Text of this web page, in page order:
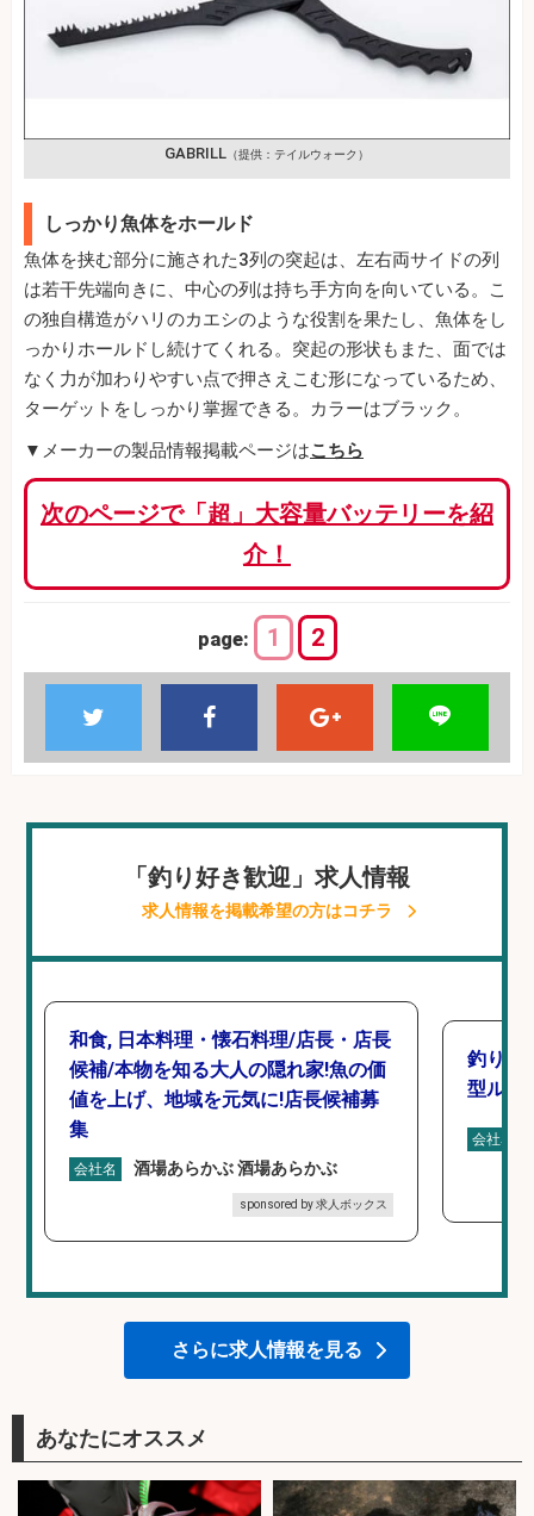
GABRILL （提供：テイルウォーク）
しっかり魚体をホールド
魚体を挟む部分に施された3列の突起は、左右両サイドの列
は若干先端向きに、中心の列は持ち手方向を向いている。こ
の独自構造がハリのカエシのような役割を果たし、魚体をし
っかりホールドし続けてくれる。突起の形状もまた、面では
なく力が加わりやすい点で押さえこむ形になっているため、
ターゲットをしっかり掌握できる。カラーはブラック。
▼メーカーの製品情報掲載ページはこちら
次のページで「超」大容量バッテリーを紹
介！
page: 1 2
「釣り好き歓迎」求人情報
求人情報を掲載希望の方はコチラ
和食, 日本料理・懐石料理/店長・店長
候補/本物を知る大人の隠れ家!魚の価
値を上げ、地域を元気に!店長候補募
集
会社名 酒場あらかぶ 酒場あらかぶ
sponsored by 求人ボックス
釣り好
型ルー
会社名
さらに求人情報を見る
あなたにオススメ